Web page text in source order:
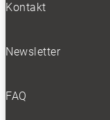
Kontakt
Newsletter
FAQ